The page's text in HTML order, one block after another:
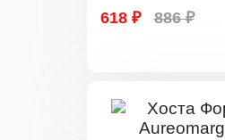
618 ₽ 886 ₽